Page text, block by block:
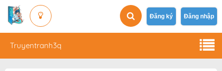
Đăng ký Đăng nhập
Truyentranh3q